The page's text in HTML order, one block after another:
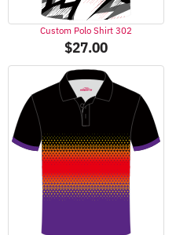
Custom Polo Shirt 302
$27.00